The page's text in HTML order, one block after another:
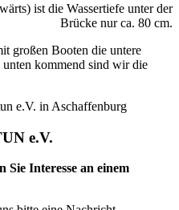
ist die Wassertiefe unter der
Brücke nur ca. 80 cm.
großen Booten die untere
kommend sind wir die
e.V.
Sie Interesse an einem